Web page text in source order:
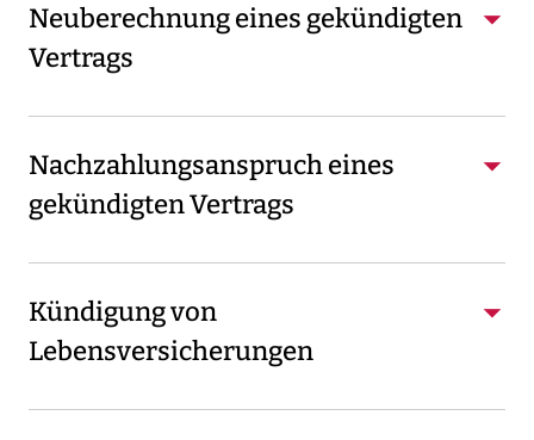
Neuberechnung eines gekündigten
Vertrags
Nachzahlungsanspruch eines
gekündigten Vertrags
Kündigung von
Lebensversicherungen